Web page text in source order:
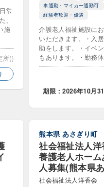
管理者（サビ管）
援員
職業指導員
常
施
所()
車通勤・マイカー通勤可
経験者歓迎・優遇
介護老人福祉施設に
いただきます。・入
助をします。・イベ
もあります。・勤務
期限：2026年10月
熊本県 あさぎり町
社会福祉法人
養護老人ホー
人募集(熊本県
社会福祉法人洋香会